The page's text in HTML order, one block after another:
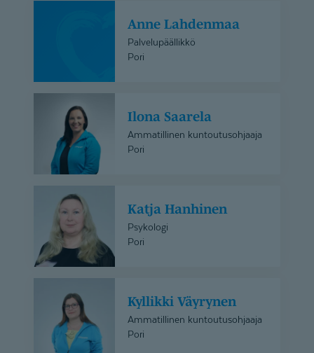
Anne Lahdenmaa
Palvelupäällikkö
Pori
Saarela
Ilona Saarela
Ammatillinen kuntoutusohjaaja
Pori
Hanhinen
Katja Hanhinen
Psykologi
Pori
Väyrynen
Kyllikki Väyrynen
Ammatillinen kuntoutusohjaaja
Pori